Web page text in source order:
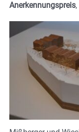
Anerkennungspreis